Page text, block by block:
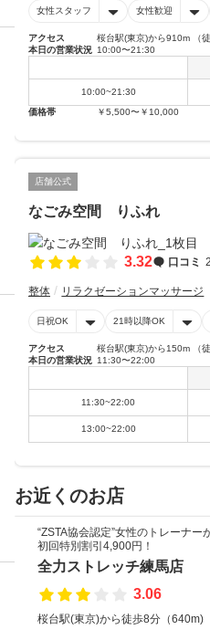
女性スタッフ 女性歓迎
アクセス
桜台駅(東京)から910m （徒
本日の営業状況 10:00〜21:30
10:00~21:30
価格帯
￥5,500〜￥10,000
店舗公式
なごみ空間 りふれ
3.32 口コミ
整体 リラクゼーションマッサージ
日祝OK 21時以降OK
アクセス
桜台駅(東京)から150m （徒
本日の営業状況 11:30〜22:00
11:30~22:00
13:00~22:00
お近くのお店
“ZSTA協会認定”女性のトレーナー
初回特別割引4,900円！
全力ストレッチ練馬店
3.06
桜台駅(東京)から徒歩8分（640m)